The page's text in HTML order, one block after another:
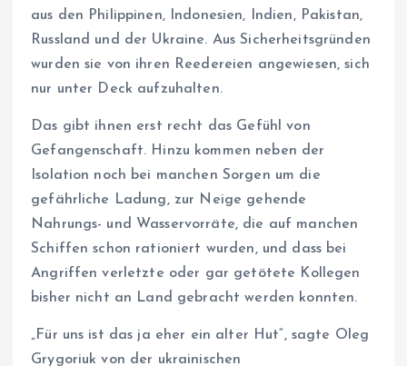
aus den Philippinen, Indonesien, Indien, Pakistan,
Russland und der Ukraine. Aus Sicherheitsgründen
wurden sie von ihren Reedereien angewiesen, sich
nur unter Deck aufzuhalten.
Das gibt ihnen erst recht das Gefühl von
Gefangenschaft. Hinzu kommen neben der
Isolation noch bei manchen Sorgen um die
gefährliche Ladung, zur Neige gehende
Nahrungs- und Wasservorräte, die auf manchen
Schiffen schon rationiert wurden, und dass bei
Angriffen verletzte oder gar getötete Kollegen
bisher nicht an Land gebracht werden konnten.
„Für uns ist das ja eher ein alter Hut“, sagte Oleg
Grygoriuk von der ukrainischen